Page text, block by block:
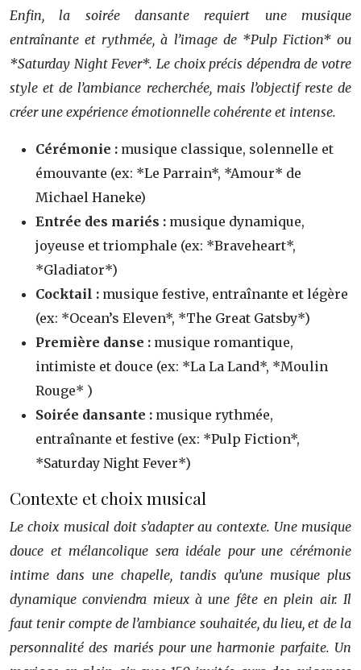
Enfin, la soirée dansante requiert une musique
entraînante et rythmée, à l’image de *Pulp Fiction* ou
*Saturday Night Fever*. Le choix précis dépendra de votre
style et de l’ambiance recherchée, mais l’objectif reste de
créer une expérience émotionnelle cohérente et intense.
Cérémonie : musique classique, solennelle et
émouvante (ex: *Le Parrain*, *Amour* de
Michael Haneke)
Entrée des mariés : musique dynamique,
joyeuse et triomphale (ex: *Braveheart*,
*Gladiator*)
Cocktail : musique festive, entraînante et légère
(ex: *Ocean’s Eleven*, *The Great Gatsby*)
Première danse : musique romantique,
intimiste et douce (ex: *La La Land*, *Moulin
Rouge* )
Soirée dansante : musique rythmée,
entraînante et festive (ex: *Pulp Fiction*,
*Saturday Night Fever*)
Contexte et choix musical
Le choix musical doit s’adapter au contexte. Une musique
douce et mélancolique sera idéale pour une cérémonie
intime dans une chapelle, tandis qu’une musique plus
dynamique conviendra mieux à une fête en plein air. Il
faut tenir compte de l’ambiance souhaitée, du lieu, et de la
personnalité des mariés pour une harmonie parfaite. Un